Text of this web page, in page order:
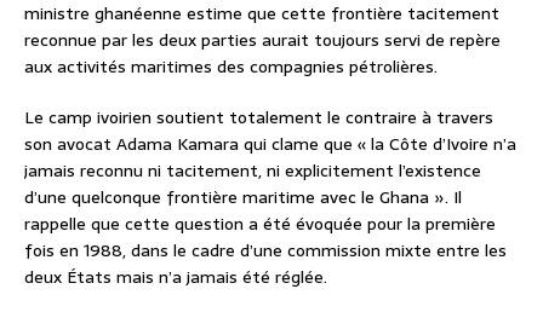
ministre ghanéenne estime que cette frontière tacitement
reconnue par les deux parties aurait toujours servi de repère
aux activités maritimes des compagnies pétrolières.
Le camp ivoirien soutient totalement le contraire à travers
son avocat Adama Kamara qui clame que « la Côte d’Ivoire n’a
jamais reconnu ni tacitement, ni explicitement l’existence
d’une quelconque frontière maritime avec le Ghana ». Il
rappelle que cette question a été évoquée pour la première
fois en 1988, dans le cadre d’une commission mixte entre les
deux États mais n’a jamais été réglée.